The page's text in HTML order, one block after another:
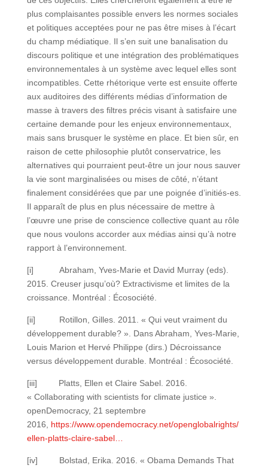
plus complaisantes possible envers les normes sociales
et politiques acceptées pour ne pas être mises à l’écart
du champ médiatique. Il s’en suit une banalisation du
discours politique et une intégration des problématiques
environnementales à un système avec lequel elles sont
incompatibles. Cette rhétorique verte est ensuite offerte
aux auditoires des différents médias d’information de
masse à travers des filtres précis visant à satisfaire une
certaine demande pour les enjeux environnementaux,
mais sans brusquer le système en place. Et bien sûr, en
raison de cette philosophie plutôt conservatrice, les
alternatives qui pourraient peut-être un jour nous sauver
la vie sont marginalisées ou mises de côté, n’étant
finalement considérées que par une poignée d’initiés-es.
Il apparaît de plus en plus nécessaire de mettre à
l’œuvre une prise de conscience collective quant au rôle
que nous voulons accorder aux médias ainsi qu’à notre
rapport à l’environnement.
[i] Abraham, Yves-Marie et David Murray (eds).
2015. Creuser jusqu’où? Extractivisme et limites de la
croissance. Montréal : Écosociété.
[ii] Rotillon, Gilles. 2011. « Qui veut vraiment du
développement durable? ». Dans Abraham, Yves-Marie,
Louis Marion et Hervé Philippe (dirs.) Décroissance
versus développement durable. Montréal : Écosociété.
[iii] Platts, Ellen et Claire Sabel. 2016.
« Collaborating with scientists for climate justice ».
openDemocracy, 21 septembre
2016, https://www.opendemocracy.net/openglobalrights/
ellen-platts-claire-sabel…
[iv] Bolstad, Erika. 2016. « Obama Demands That